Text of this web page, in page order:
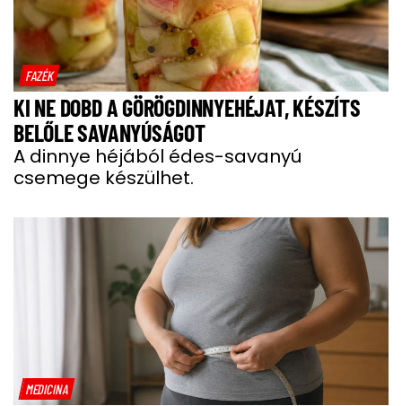
FAZÉK
KI NE DOBD A GÖRÖGDINNYEHÉJAT, KÉSZÍTS
BELŐLE SAVANYÚSÁGOT
A dinnye héjából édes-savanyú
csemege készülhet.
MEDICINA